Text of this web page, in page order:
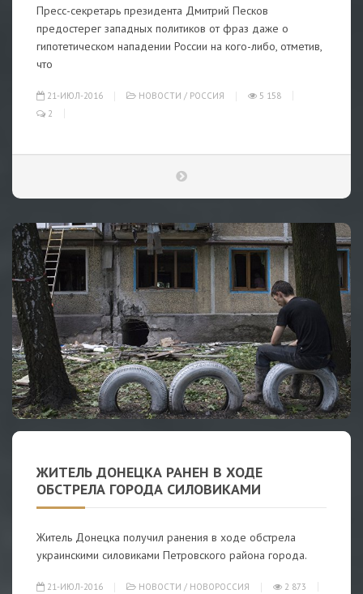
Пресс-секретарь президента Дмитрий Песков
предостерег западных политиков от фраз даже о
гипотетическом нападении России на кого-либо, отметив,
что
21-ИЮЛ-2016 НОВОСТИ / РОССИЯ
5 158
2
ЖИТЕЛЬ ДОНЕЦКА РАНЕН В ХОДЕ
ОБСТРЕЛА ГОРОДА СИЛОВИКАМИ
Житель Донецка получил ранения в ходе обстрела
украинскими силовиками Петровского района города.
21-ИЮЛ-2016 НОВОСТИ / НОВОРОССИЯ
2 873